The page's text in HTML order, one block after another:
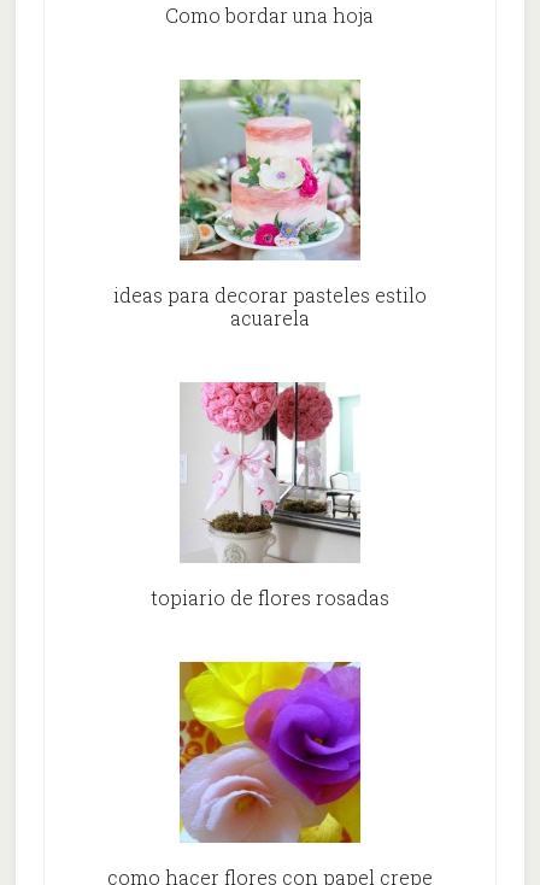
Como bordar una hoja
ideas para decorar pasteles estilo
acuarela
topiario de flores rosadas
como hacer flores con papel crepe